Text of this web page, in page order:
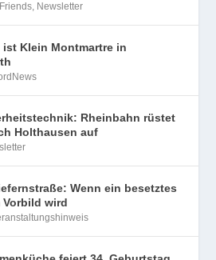
, Newsletter
ist Klein Montmartre in
Rheinbahn rüstet
Holthausen auf
Wenn ein besetztes
Vorbild wird